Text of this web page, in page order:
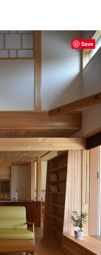
Save